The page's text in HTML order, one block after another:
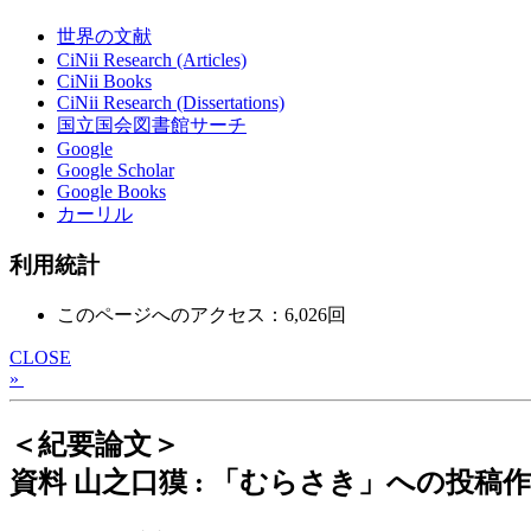
世界の文献
CiNii Research (Articles)
CiNii Books
CiNii Research (Dissertations)
国立国会図書館サーチ
Google
Google Scholar
Google Books
カーリル
利用統計
このページへのアクセス：6,026回
CLOSE
»
＜紀要論文＞
資料 山之口獏 : 「むらさき」への投稿